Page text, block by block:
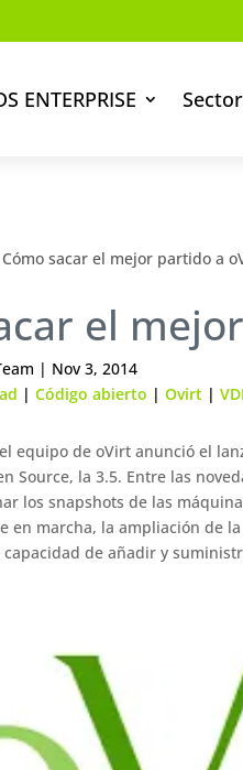
ENTERPRISE
Cómo sacar el mejor partido a
el
| Nov 3, 2014
| Código abierto | Ovirt | VDI
equipo de oVirt anunció el
Source, la 3.5. Entre las
los snapshots de las
en marcha, la ampliación de
de añadir y